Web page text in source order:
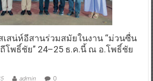
สน่ห์อีสานร่วมสมัยในงาน “ม่วนซื่น
โพธิ์ชัย” 24–25 ธ.ค.นี้ ณ อ.โพธิ์ชัย
admin 0